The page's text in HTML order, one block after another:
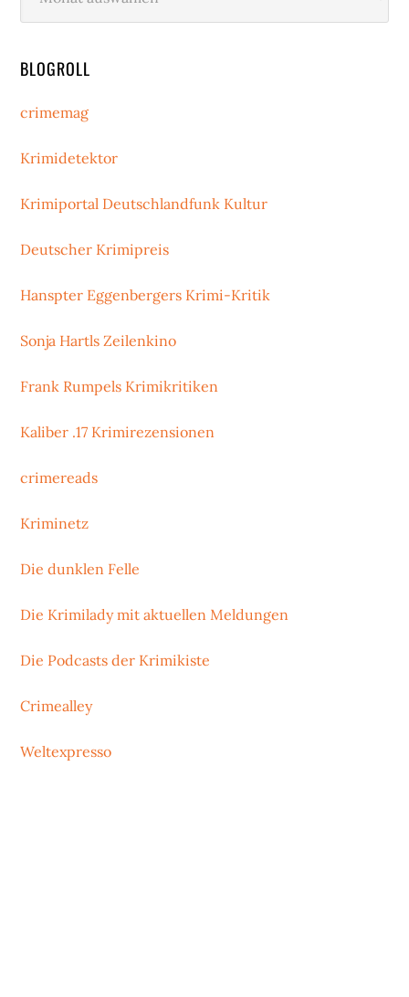
BLOGROLL
crimemag
Krimidetektor
Krimiportal Deutschlandfunk Kultur
Deutscher Krimipreis
Hanspter Eggenbergers Krimi-Kritik
Sonja Hartls Zeilenkino
Frank Rumpels Krimikritiken
Kaliber .17 Krimirezensionen
crimereads
Kriminetz
Die dunklen Felle
Die Krimilady mit aktuellen Meldungen
Die Podcasts der Krimikiste
Crimealley
Weltexpresso